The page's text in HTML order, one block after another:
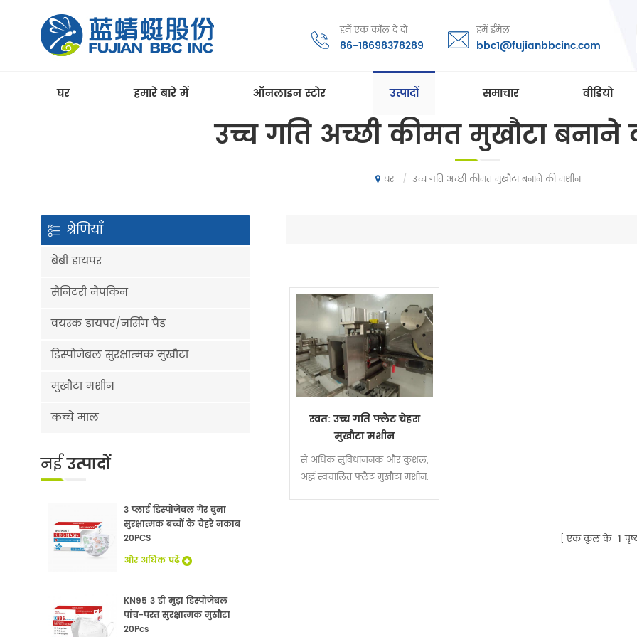
हमें एक कॉल दे दो
86-18698378289
हमें ईमेल
bbc1@fujianbbcinc.com
घर हमारे बारे में ऑनलाइन स्टोर उत्पादों समाचार वीडियो
उच्च गति अच्छी कीमत मुखौटा
घर / उच्च गति अच्छी कीमत मुखौटा बनाने की मशीन
स्वत: उच्च गति फ्लैट चेहरा
मुखौटा मशीन
से अधिक सुविधाजनक और कुशल,
अर्द्ध स्वचालित फ्लैट मुखौटा मशीन.
एक कुल के 1
श्रेणियाँ
बेबी डायपर
सैनिटरी नैपकिन
वयस्क डायपर/नर्सिंग पैड
डिस्पोजेबल सुरक्षात्मक मुखौटा
मुखौटा मशीन
कच्चे माल
नईउत्पादों
3 प्लाई डिस्पोजेबल गैर बुना
सुरक्षात्मक बच्चों के चेहरे नकाब
20PCS
और अधिक पढ़ें
KN95 3 डी मुड़ा डिस्पोजेबल
पांच-परत सुरक्षात्मक मुखौटा
20Pcs